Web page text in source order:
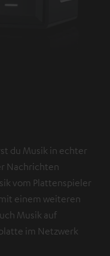
du Musik in echter
Nachrichten
vom Plattenspieler
einem weiteren
Musik auf
im Netzwerk